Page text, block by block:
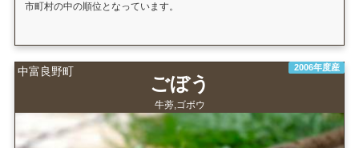
市町村の中の順位となっています。
中富良野町 2006年度産
ごぼう
牛蒡,ゴボウ